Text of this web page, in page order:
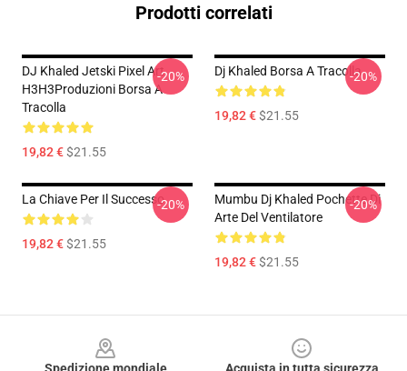
Prodotti correlati
DJ Khaled Jetski Pixel Art
H3H3Produzioni Borsa A
Tracolla
19,82 €$21.55
-20% Dj Khaled Borsa A Tracolla
19,82 €$21.55
-20%
La Chiave Per Il Successo
19,82 €$21.55
-20%
Mumbu Dj Khaled Pochette Di
Arte Del Ventilatore
19,82 €$21.55
-20%